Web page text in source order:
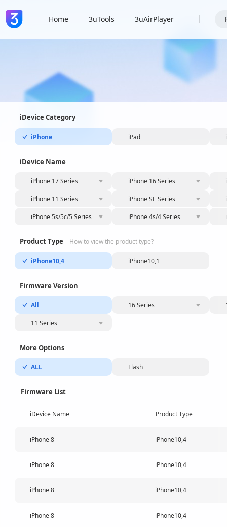
Home 3uTools 3uAirPlayer
iDevice Category
iPhone iPad
iDevice Name
iPhone 17 Series iPhone 16 Series
iPhone 11 Series iPhone SE Series
iPhone 5s/5c/5 Series iPhone 4s/4 Series
Product Type How to view the product type?
iPhone10,4 iPhone10,1
Firmware Version
All 16 Series
11 Series
More Options
ALL Flash
Firmware List
iDevice Name Product Type
iPhone 8 iPhone10,4
iPhone 8 iPhone10,4
iPhone 8 iPhone10,4
iPhone 8 iPhone10,4